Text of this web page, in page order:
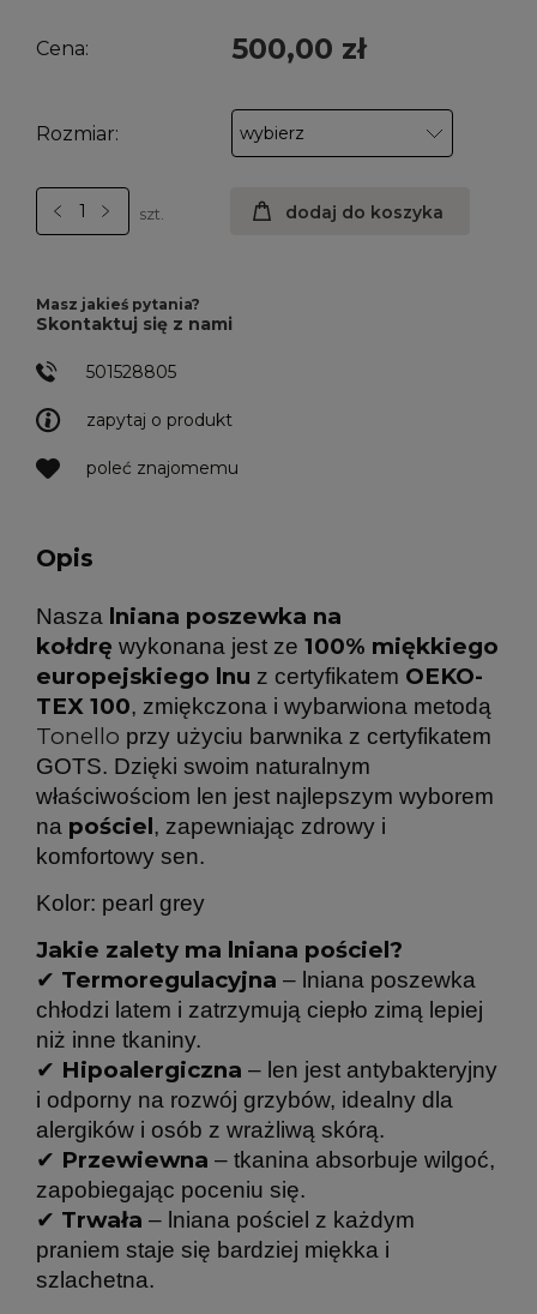
Cena: 500,00 zł
Rozmiar:
szt. dodaj do koszyka
zapytaj o produkt
poleć znajomemu
Masz jakieś pytania?
Skontaktuj się z nami
501528805
Opis
Nasza lniana poszewka na
kołdrę wykonana jest ze 100% miękkiego
europejskiego lnu z certyfikatem OEKO-
TEX 100, zmiękczona i wybarwiona metodą
Tonello przy użyciu barwnika z certyfikatem
GOTS. Dzięki swoim naturalnym
właściwościom len jest najlepszym wyborem
na pościel, zapewniając zdrowy i
komfortowy sen.
Kolor: pearl grey
Jakie zalety ma lniana pościel?
✔ Termoregulacyjna – lniana poszewka
chłodzi latem i zatrzymują ciepło zimą lepiej
niż inne tkaniny.
✔ Hipoalergiczna – len jest antybakteryjny
i odporny na rozwój grzybów, idealny dla
alergików i osób z wrażliwą skórą.
✔ Przewiewna – tkanina absorbuje wilgoć,
zapobiegając poceniu się.
✔ Trwała – lniana pościel z każdym
praniem staje się bardziej miękka i
szlachetna.